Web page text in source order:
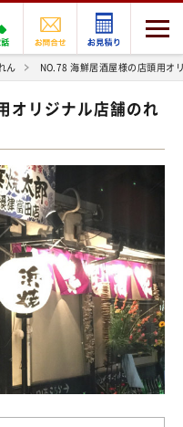
ん NO.78 海鮮居酒屋様の店頭用オ
オリジナル店舗のれ